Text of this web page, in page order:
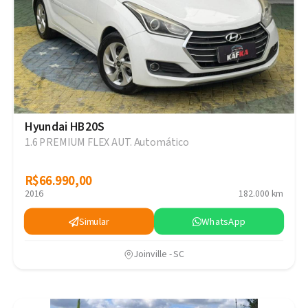
Hyundai HB20S
1.6 PREMIUM FLEX AUT. Automático
R$66.990,00
R$66.990,00
2016 182.000 km
Simular WhatsApp
Joinville - SC